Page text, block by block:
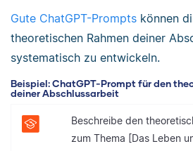
Gute ChatGPT-Prompts können
theoretischen Rahmen deiner
systematisch zu entwickeln.
Beispiel: ChatGPT-Prompt für den
deiner Abschlussarbeit
Beschreibe den
zum Thema [Das Leben